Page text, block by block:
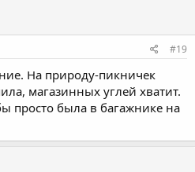
#19
На природу-пикничек
магазинных углей хватит.
просто была в багажнике на